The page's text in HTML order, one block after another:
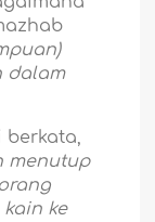
dalam
berkata,
menutup
ke